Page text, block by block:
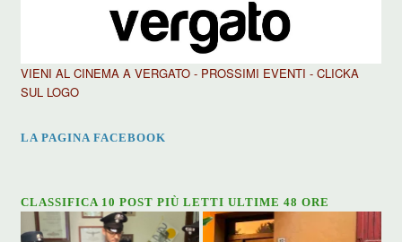
VIENI AL CINEMA A VERGATO - PROSSIMI EVENTI - CLICKA
SUL LOGO
LA PAGINA FACEBOOK
CLASSIFICA 10 POST PIÙ LETTI ULTIME 48 ORE